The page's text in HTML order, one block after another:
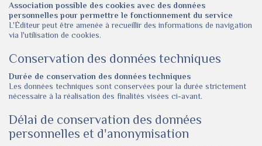
Association possible des cookies avec des données
personnelles pour permettre le fonctionnement du service
L'Éditeur peut être amenée à recueillir des informations de navigation
via l'utilisation de cookies.
Conservation des données techniques
Durée de conservation des données techniques
Les données techniques sont conservées pour la durée strictement
nécessaire à la réalisation des finalités visées ci-avant.
Délai de conservation des données
personnelles et d'anonymisation